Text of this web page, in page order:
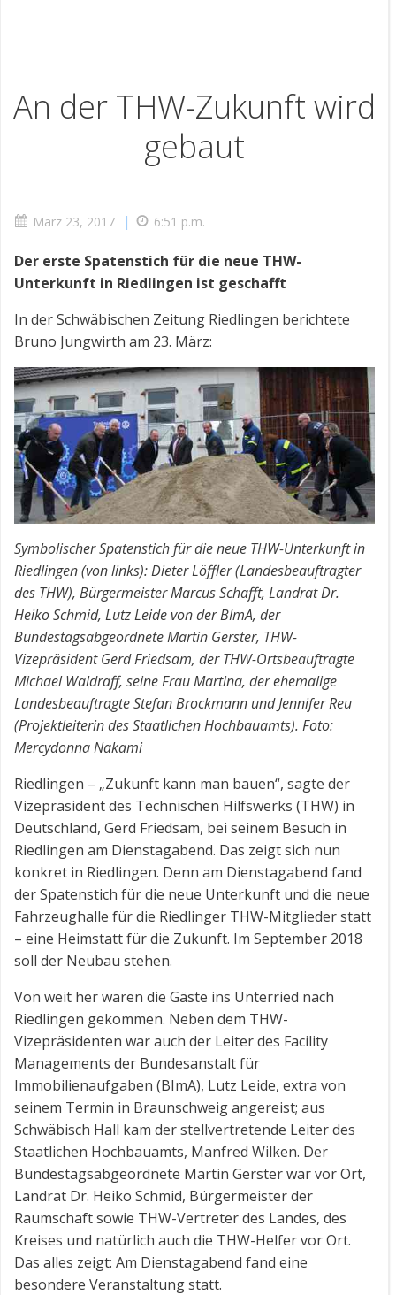
An der THW-Zu­kunft wird
ge­baut
März 23, 2017 | 6:51 p.m.
Der erste Spatenstich für die neue THW-
Unterkunft in Riedlingen ist geschafft
In der Schwäbischen Zeitung Riedlingen berichtete
Bruno Jungwirth am 23. März:
Symbolischer Spatenstich für die neue THW-Unterkunft in
Riedlingen (von links): Dieter Löffler (Landesbeauftragter
des THW), Bürgermeister Marcus Schafft, Landrat Dr.
Heiko Schmid, Lutz Leide von der BImA, der
Bundestagsabgeordnete Martin Gerster, THW-
Vizepräsident Gerd Friedsam, der THW-Ortsbeauftragte
Michael Waldraff, seine Frau Martina, der ehemalige
Landesbeauftragte Stefan Brockmann und Jennifer Reu
(Projektleiterin des Staatlichen Hochbauamts). Foto:
Mercydonna Nakami
Riedlingen – „Zukunft kann man bauen“, sagte der
Vizepräsident des Technischen Hilfswerks (THW) in
Deutschland, Gerd Friedsam, bei seinem Besuch in
Riedlingen am Dienstagabend. Das zeigt sich nun
konkret in Riedlingen. Denn am Dienstagabend fand
der Spatenstich für die neue Unterkunft und die neue
Fahrzeughalle für die Riedlinger THW-Mitglieder statt
– eine Heimstatt für die Zukunft. Im September 2018
soll der Neubau stehen.
Von weit her waren die Gäste ins Unterried nach
Riedlingen gekommen. Neben dem THW-
Vizepräsidenten war auch der Leiter des Facility
Managements der Bundesanstalt für
Immobilienaufgaben (BImA), Lutz Leide, extra von
seinem Termin in Braunschweig angereist; aus
Schwäbisch Hall kam der stellvertretende Leiter des
Staatlichen Hochbauamts, Manfred Wilken. Der
Bundestagsabgeordnete Martin Gerster war vor Ort,
Landrat Dr. Heiko Schmid, Bürgermeister der
Raumschaft sowie THW-Vertreter des Landes, des
Kreises und natürlich auch die THW-Helfer vor Ort.
Das alles zeigt: Am Dienstagabend fand eine
besondere Veranstaltung statt.